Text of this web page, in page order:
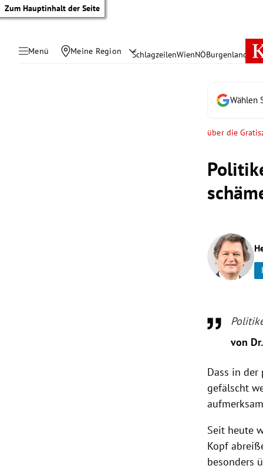
Zum Hauptinhalt der Seite
Menü Meine Region SchlagzeilenWienNÖBurgenland
Wählen
über die
von
Dass in
gefälscht
Seit heute
Kopf
besonders